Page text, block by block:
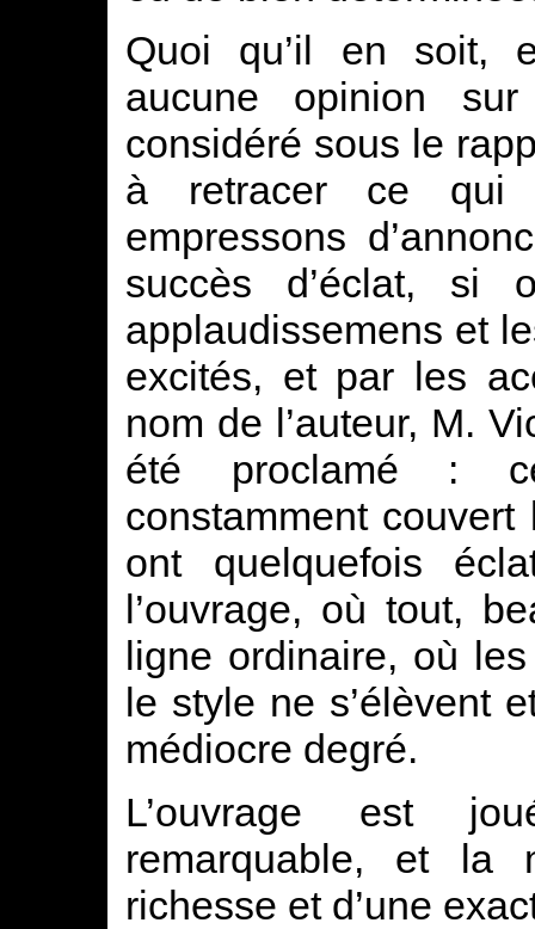
Quoi qu’il en soit,
aucune opinion
considéré sous le
à retracer ce qui
empressons
succès d’éclat,
applaudissemens et
excités, et par les
nom de l’auteur, M.
été proclamé :
constamment couvert
ont quelquefois
l’ouvrage, où tout,
ligne ordinaire, où
le style ne s’élèvent
médiocre degré.
L’ouvrage est
remarquable, et la
richesse et d’une